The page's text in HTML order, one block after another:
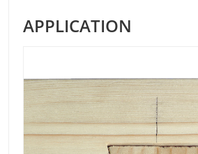
APPLICATION